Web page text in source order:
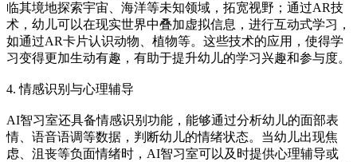
临其境地探索宇宙、海洋等未知领域，拓宽视野；通过AR技
术，幼儿可以在现实世界中叠加虚拟信息，进行互动式学习，
如通过AR卡片认识动物、植物等。这些技术的应用，使得学
习变得更加生动有趣，有助于提升幼儿的学习兴趣和参与度。
4. 情感识别与心理辅导
AI智习室还具备情感识别功能，能够通过分析幼儿的面部表
情、语音语调等数据，判断幼儿的情绪状态。当幼儿出现焦
虑、沮丧等负面情绪时，AI智习室可以及时提供心理辅导或